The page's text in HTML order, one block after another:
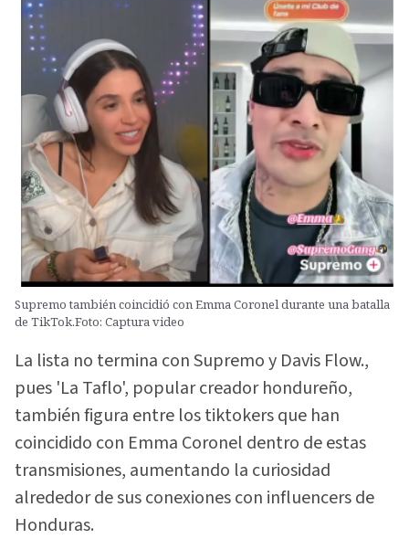
Supremo también coincidió con Emma Coronel durante una batalla
de TikTok.Foto: Captura video
La lista no termina con Supremo y Davis Flow.,
pues 'La Taflo', popular creador hondureño,
también figura entre los tiktokers que han
coincidido con Emma Coronel dentro de estas
transmisiones, aumentando la curiosidad
alrededor de sus conexiones con influencers de
Honduras.